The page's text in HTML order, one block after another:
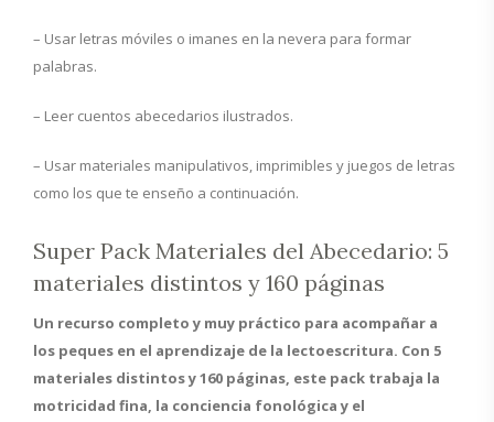
– Usar letras móviles o imanes en la nevera para formar
palabras.
– Leer cuentos abecedarios ilustrados.
– Usar materiales manipulativos, imprimibles y juegos de letras
como los que te enseño a continuación.
Super Pack Materiales del Abecedario: 5
materiales distintos y 160 páginas
Un recurso completo y muy práctico para acompañar a
los peques en el aprendizaje de la lectoescritura. Con 5
materiales distintos y 160 páginas, este pack trabaja la
motricidad fina, la conciencia fonológica y el